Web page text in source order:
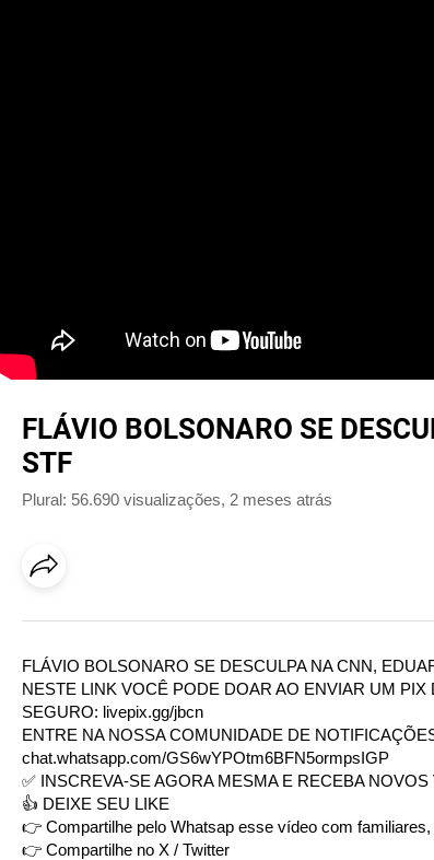
FLÁVIO BOLSONARO SE
STF
Plural: 56.690 visualizações, 2 meses atrás
FLÁVIO BOLSONARO SE DESCULPA NA CNN,
NESTE LINK VOCÊ PODE DOAR AO ENVIAR UM
SEGURO: livepix.gg/jbcn
ENTRE NA NOSSA COMUNIDADE DE
chat.whatsapp.com/GS6wYPOtm6BFN5ormpsIGP
✅ INSCREVA-SE AGORA MESMA E RECEBA
👍 DEIXE SEU LIKE
👉 Compartilhe pelo Whatsap esse vídeo com
👉 Compartilhe no X / Twitter